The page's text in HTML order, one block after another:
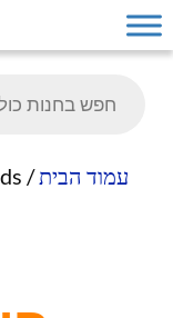
עמוד הבית/ Brands / פוליפ לאב